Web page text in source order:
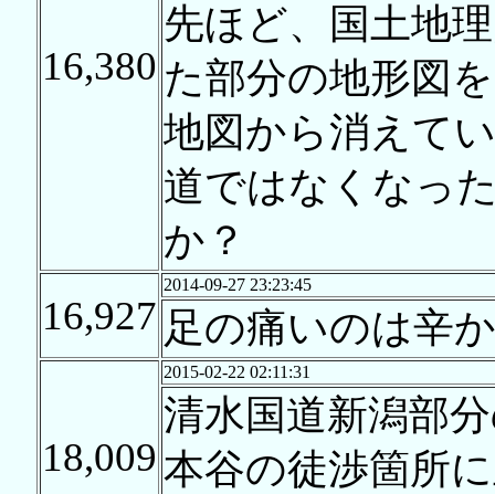
16,380
先ほど、国土地
た部分の地形図
地図から消えて
道ではなくなっ
か？
16,927
2014-09-27 23:23:45
足の痛いのは辛
18,009
2015-02-22 02:11:31
清水国道新潟部
本谷の徒渉箇所